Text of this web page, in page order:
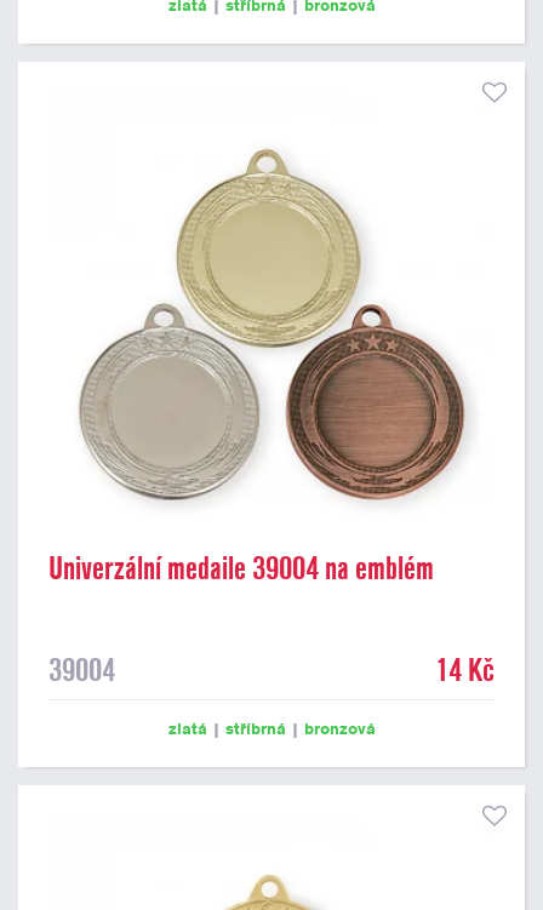
zlatá | stříbrná | bronzová
Univerzální medaile 39004 na emblém
39004 14 Kč
zlatá | stříbrná | bronzová